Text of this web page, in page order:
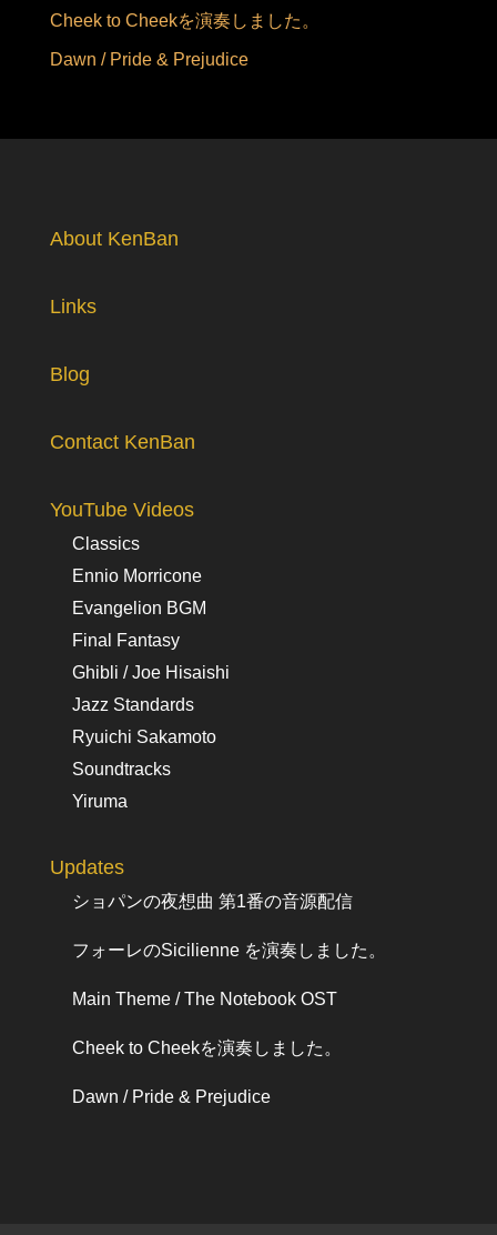
Cheek to Cheekを演奏しました。
Dawn / Pride & Prejudice
About KenBan
Links
Blog
Contact KenBan
YouTube Videos
Classics
Ennio Morricone
Evangelion BGM
Final Fantasy
Ghibli / Joe Hisaishi
Jazz Standards
Ryuichi Sakamoto
Soundtracks
Yiruma
Updates
ショパンの夜想曲 第1番の音源配信
フォーレのSicilienne を演奏しました。
Main Theme / The Notebook OST
Cheek to Cheekを演奏しました。
Dawn / Pride & Prejudice